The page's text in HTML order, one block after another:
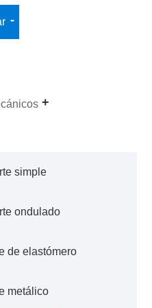
simple
ondulado
de elastómero
metálico